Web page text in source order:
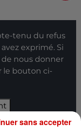
tenu du refus
exprimé. Si
nous donner
le bouton ci-
sans accepter